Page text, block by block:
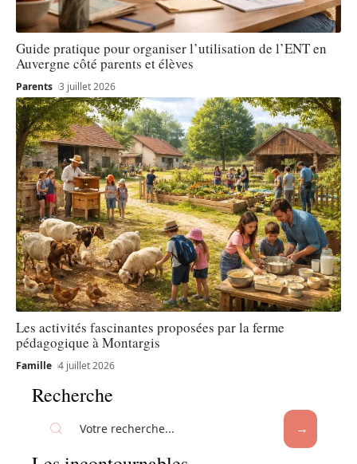
Guide pratique pour organiser l’utilisation de l’ENT en
Auvergne côté parents et élèves
Parents 3 juillet 2026
Les activités fascinantes proposées par la ferme
pédagogique à Montargis
Famille 4 juillet 2026
Recherche